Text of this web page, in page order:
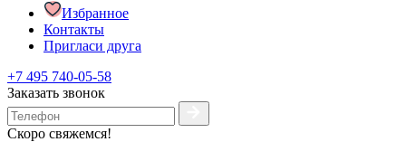
Избранное
Контакты
Пригласи друга
+7 495 740-05-58
Заказать звонок
Скоро свяжемся!